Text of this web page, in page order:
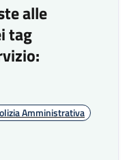
alle
tag
Amministrativa